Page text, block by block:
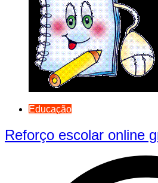
Educação
Reforço escolar online